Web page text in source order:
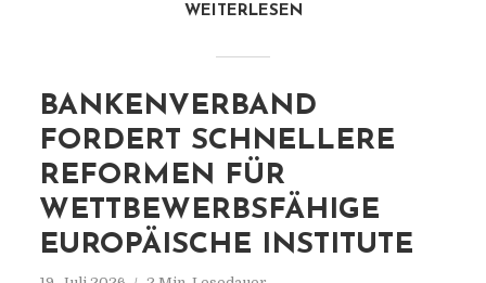
WEITERLESEN
BANKENVERBAND
FORDERT SCHNELLERE
REFORMEN FÜR
WETTBEWERBSFÄHIGE
EUROPÄISCHE INSTITUTE